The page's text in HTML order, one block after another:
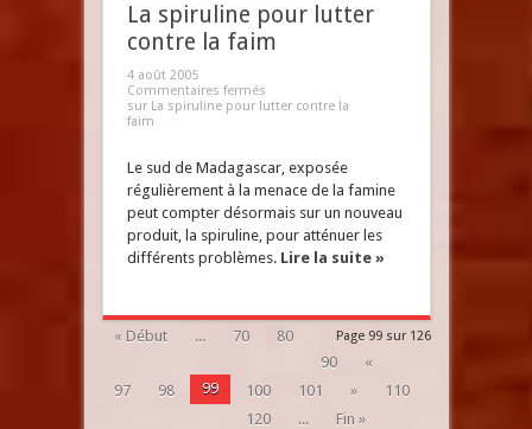
La spiruline pour lutter
contre la faim
4 août 2005
Commentaires fermés
sur La spiruline pour lutter contre la
faim
Le sud de Madagascar, exposée
régulièrement à la menace de la famine
peut compter désormais sur un nouveau
produit, la spiruline, pour atténuer les
différents problèmes. Lire la suite »
Page 99 sur 126
« Début ... 70
80
90
«
97
98 99 100 101 »
110
120
... Fin »